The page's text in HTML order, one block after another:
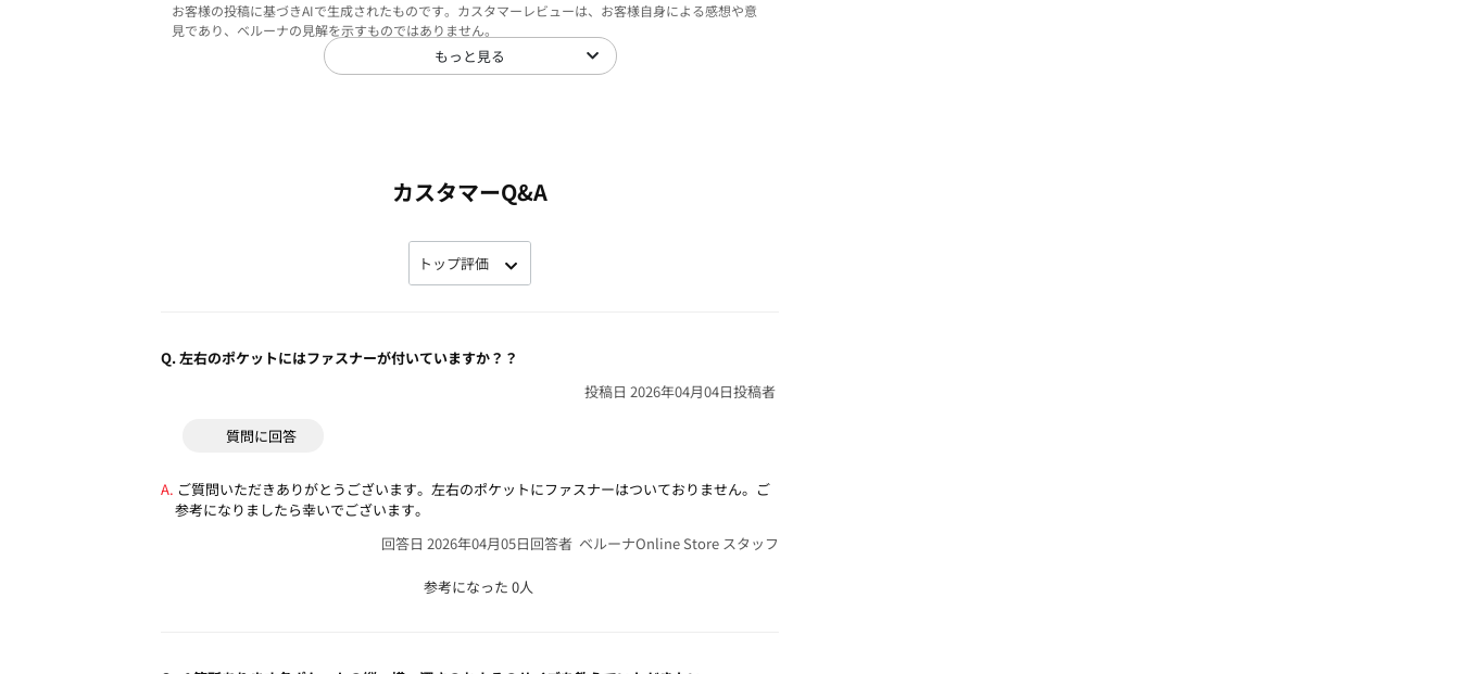
お客様の投稿に基づきAIで生成されたものです。カスタマーレビューは、お客様自身による感想や意
見であり、ベルーナの見解を示すものではありません。
もっと見る
カスタマーQ&A
Q.左右のポケットにはファスナーが付いていますか？？
投稿者
投稿日 2026年04月04日
ご質問いただきありがとうございます。左右のポケットにファスナーはついておりません。ご
参考になりましたら幸いでございます。
回答者 ベルーナOnline Store スタッフ
回答日 2026年04月05日
参考になった 0人
質問に回答